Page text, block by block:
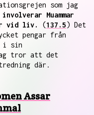
som jag
Muammar
vid liv.
(137.5) Det
pengar från
i sin
jag tror att det
där.
Assar